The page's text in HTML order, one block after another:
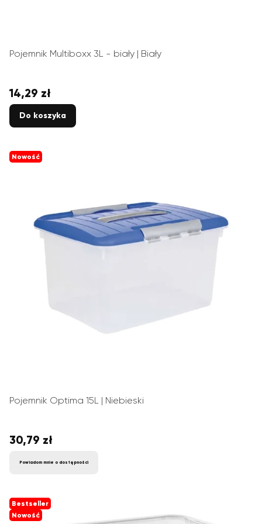
Pojemnik Multiboxx 3L - biały | Biały
Cena
14,29 zł
Do koszyka
Nowość
Pojemnik Optima 15L | Niebieski
Cena
30,79 zł
Powiadom mnie o dostępności
Bestseller
Nowość